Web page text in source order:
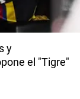
y
el "Tigre"